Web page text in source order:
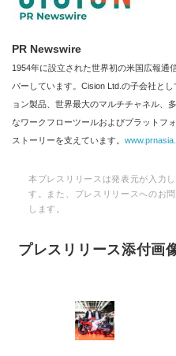
PR Newswire
1954年に設立された世界初の米国広報通
バーしています。Cision Ltd.の子会社と
ョン製品、世界最大のマルチチャネル、
なワークフローツールおよびプラットフ
ストーリーを支えています。
本プレスリリースは発表元が入力
す。また、プレスリリースへのお
します。
プレスリリース添付画